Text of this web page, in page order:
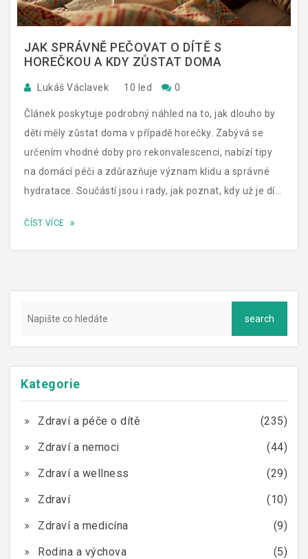
JAK SPRÁVNĚ PEČOVAT O DÍTĚ S
HOREČKOU A KDY ZŮSTAT DOMA
Lukáš Václavek 10 led 0
Článek poskytuje podrobný náhled na to, jak dlouho by
děti měly zůstat doma v případě horečky. Zabývá se
určením vhodné doby pro rekonvalescenci, nabízí tipy
na domácí péči a zdůrazňuje význam klidu a správné
hydratace. Součástí jsou i rady, jak poznat, kdy už je dítě
ČÍST VÍCE
Kategorie
Zdraví a péče o dítě
(235)
Zdraví a nemoci
(44)
Zdraví a wellness
(29)
Zdraví
(10)
Zdraví a medicína
(9)
Rodina a výchova
(5)